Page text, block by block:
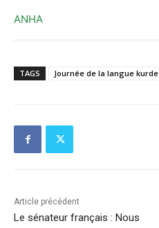
ANHA
TAGS Journée de la langue kurde
Article précédent
Le sénateur français : Nous